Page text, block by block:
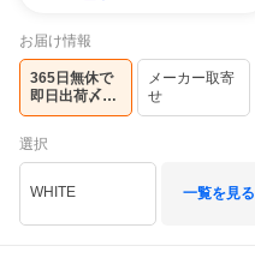
お届け情報
365日無休で
即日出荷〆15
時まで
メーカー取寄
せ
選択
WHITE 一覧を見る